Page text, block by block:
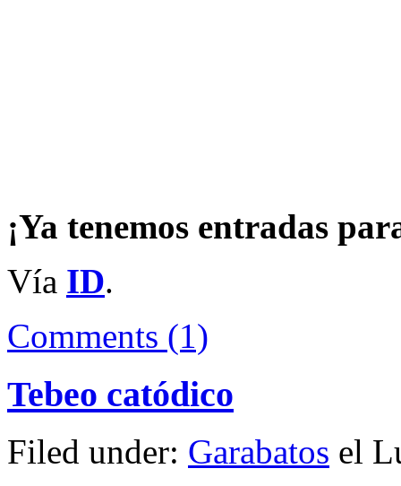
¡Ya tenemos entradas
Vía ID.
Comments (1)
Tebeo catódico
Filed under: Garabatos el